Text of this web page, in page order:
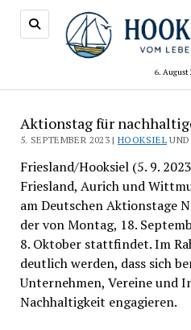
6. August
Aktionstag für
5. SEPTEMBER 2023 |HOOKSIELUND
Friesland/Hooksiel (5. 9.
Friesland, Aurich und
am Deutschen Aktionstage
der von Montag, 18.
8. Oktober stattfindet. Im
deutlich werden, dass sich
Unternehmen, Vereine und
Nachhaltigkeit engagieren.